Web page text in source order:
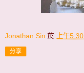
Jonathan Sin 於 上午5:30
分享